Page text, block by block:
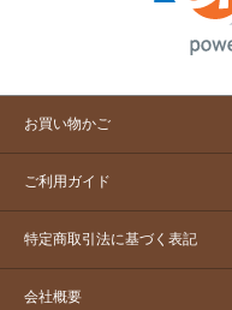
お買い物かご
ご利用ガイド
特定商取引法に基づく表記
会社概要